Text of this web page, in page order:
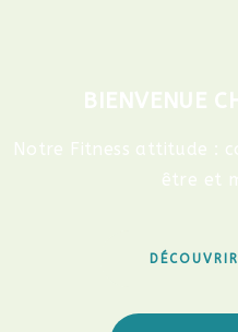
BIENVENUE
Notre Fitness attitude :
être et